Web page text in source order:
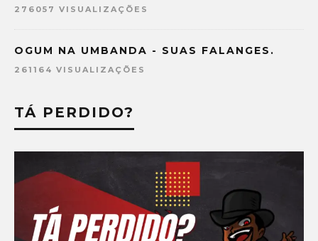
276057 VISUALIZAÇÕES
OGUM NA UMBANDA - SUAS FALANGES.
261164 VISUALIZAÇÕES
TÁ PERDIDO?